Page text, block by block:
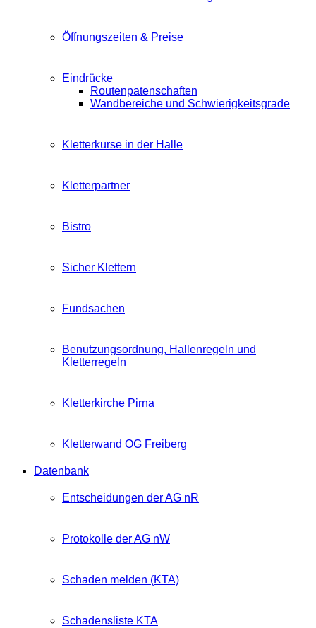
Öffnungszeiten & Preise
Eindrücke
Routenpatenschaften
Wandbereiche und Schwierigkeitsgrade
Kletterkurse in der Halle
Kletterpartner
Bistro
Sicher Klettern
Fundsachen
Benutzungsordnung, Hallenregeln und
Kletterregeln
Kletterkirche Pirna
Kletterwand OG Freiberg
Datenbank
Entscheidungen der AG nR
Protokolle der AG nW
Schaden melden (KTA)
Schadensliste KTA